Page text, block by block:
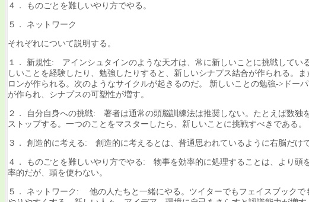
４． ものごとを難しいやり方でやる。
５． ネットワーク
それぞれについて説明する。
１． 新規性: アインシュタインのような天才は、常に新しいことに挑戦して
しいことを経験したり、勉強したりすると、新しいシナプス結合が作られる。
ロンが作られる。次のようなサイクルが起きるのだ。 新しいことの勉強->ドー
が作られ、シナプスの可塑性が増す。
２． 自分自身への挑戦: 著者は通常の頭脳訓練法は推奨しない。たとえば数独
ストップする。一つのことをマスターしたら、新しいことに挑戦すべきである。
３． 創造的に考える: 創造的に考えるとは、普通思われているように右脳だけ
４． ものごとを難しいやり方でやる: 物事を効率的に処理することは、より頭
率的だが、頭を使わない。
５． ネットワーク: 他の人たちと一緒にやる。ツイターでもフェイスブック